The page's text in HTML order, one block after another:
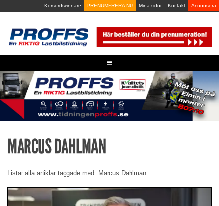
to
Korsordsvinnare PRENUMERERA NU Mina sidor Kontakt Annonsera
≡
MARCUS DAHLMAN
Listar alla artiklar taggade med: Marcus Dahlman